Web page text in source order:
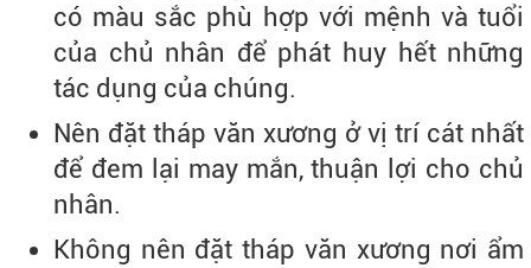
có màu sắc phù hợp với mệnh và tuổi
của chủ nhân để phát huy hết những
tác dụng của chúng.
Nên đặt tháp văn xương ở vị trí cát nhất
để đem lại may mắn, thuận lợi cho chủ
nhân.
Không nên đặt tháp văn xương nơi ẩm